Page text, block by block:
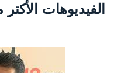
الفيديوهات